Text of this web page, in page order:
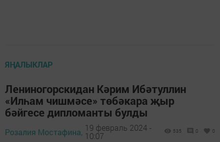
ЯҢАЛЫКЛАР
Лениногорскидан Кәрим Ибәтуллин
«Илһам чишмәсе» төбәкара җыр
бәйгесе дипломанты булды
Розалия Мостафина, 19 февраль 2024 -
10:07
535 0 0